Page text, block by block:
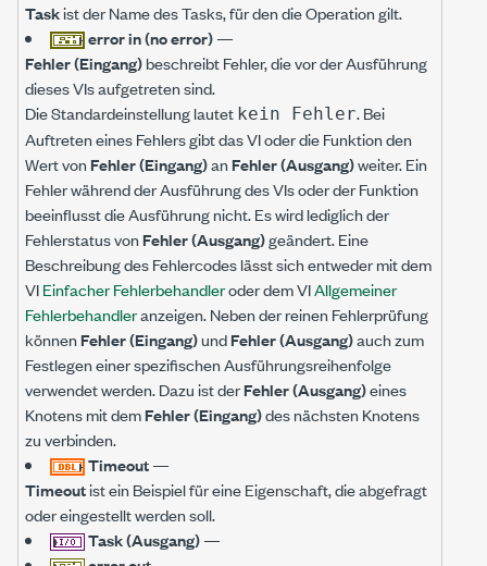
Taskist der Name des Tasks, für den die Operation gilt.
error in (no error)—
Fehler (Eingang)beschreibt Fehler, die vor der Ausführung
dieses VIs aufgetreten sind.
Die Standardeinstellung lautet kein Fehler. Bei
Auftreten eines Fehlers gibt das VI oder die Funktion den
Wert vonFehler (Eingang)anFehler (Ausgang)weiter. Ein
Fehler während der Ausführung des VIs oder der Funktion
beeinflusst die Ausführung nicht. Es wird lediglich der
Fehlerstatus vonFehler (Ausgang)geändert. Eine
Beschreibung des Fehlercodes lässt sich entweder mit dem
VIEinfacher Fehlerbehandleroder dem VIAllgemeiner
Fehlerbehandleranzeigen. Neben der reinen Fehlerprüfung
könnenFehler (Eingang)undFehler (Ausgang)auch zum
Festlegen einer spezifischen Ausführungsreihenfolge
verwendet werden. Dazu ist derFehler (Ausgang)eines
Knotens mit demFehler (Eingang)des nächsten Knotens
zu verbinden.
Timeout—
Timeoutist ein Beispiel für eine Eigenschaft, die abgefragt
oder eingestellt werden soll.
Task (Ausgang)—